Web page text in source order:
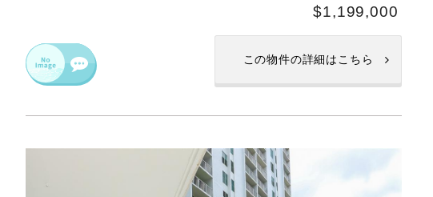
$1,199,000
この物件の詳細はこちら